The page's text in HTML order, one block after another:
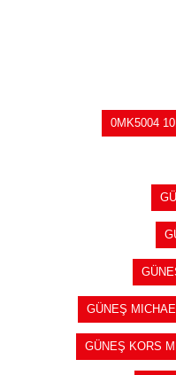
0MK5004
GÜNEŞ
GÜNEŞ KORS